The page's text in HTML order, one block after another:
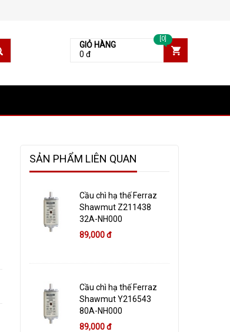
GIỎ HÀNG
0 đ
[0]
SẢN PHẨM LIÊN QUAN
Cầu chì hạ thế Ferraz
Shawmut Z211438
32A-NH000
89,000 đ
Cầu chì hạ thế Ferraz
Shawmut Y216543
80A-NH000
89,000 đ